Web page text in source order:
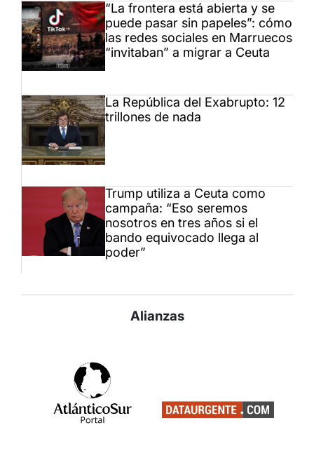
“La frontera está abierta y se
puede pasar sin papeles”: cómo
las redes sociales en Marruecos
“invitaban” a migrar a Ceuta
La República del Exabrupto: 12
trillones de nada
Trump utiliza a Ceuta como
campaña: “Eso seremos
nosotros en tres años si el
bando equivocado llega al
poder”
Alianzas